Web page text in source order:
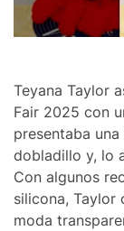
Teyana Taylor
Fair 2025 con
presentaba
dobladillo y, lo
Con algunos
silicona, Taylor
moda